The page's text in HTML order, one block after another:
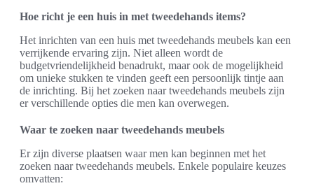
Hoe richt je een huis in met tweedehands items?
Het inrichten van een huis met tweedehands meubels kan een
verrijkende ervaring zijn. Niet alleen wordt de
budgetvriendelijkheid benadrukt, maar ook de mogelijkheid
om unieke stukken te vinden geeft een persoonlijk tintje aan
de inrichting. Bij het zoeken naar tweedehands meubels zijn
er verschillende opties die men kan overwegen.
Waar te zoeken naar tweedehands meubels
Er zijn diverse plaatsen waar men kan beginnen met het
zoeken naar tweedehands meubels. Enkele populaire keuzes
omvatten: